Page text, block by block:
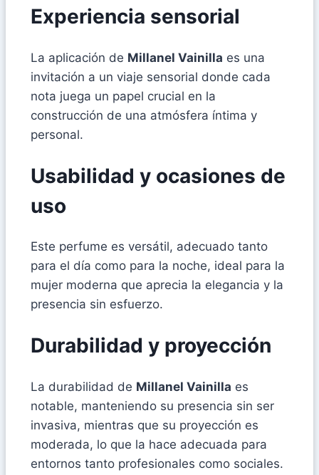
Experiencia sensorial
La aplicación de Millanel Vainilla es una
invitación a un viaje sensorial donde cada
nota juega un papel crucial en la
construcción de una atmósfera íntima y
personal.
Usabilidad y ocasiones de
uso
Este perfume es versátil, adecuado tanto
para el día como para la noche, ideal para la
mujer moderna que aprecia la elegancia y la
presencia sin esfuerzo.
Durabilidad y proyección
La durabilidad de Millanel Vainilla es
notable, manteniendo su presencia sin ser
invasiva, mientras que su proyección es
moderada, lo que la hace adecuada para
entornos tanto profesionales como sociales.